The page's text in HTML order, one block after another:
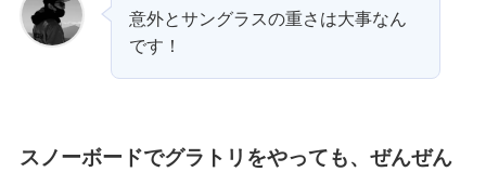
意外とサングラスの重さは大事なん
です！
スノーボードでグラトリをやっても、ぜんぜん